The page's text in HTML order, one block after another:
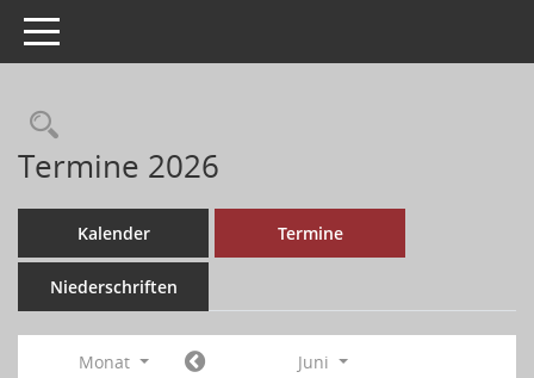
Toggle navigation
Termine 2026
Kalender Termine
Niederschriften
Monat
Juni